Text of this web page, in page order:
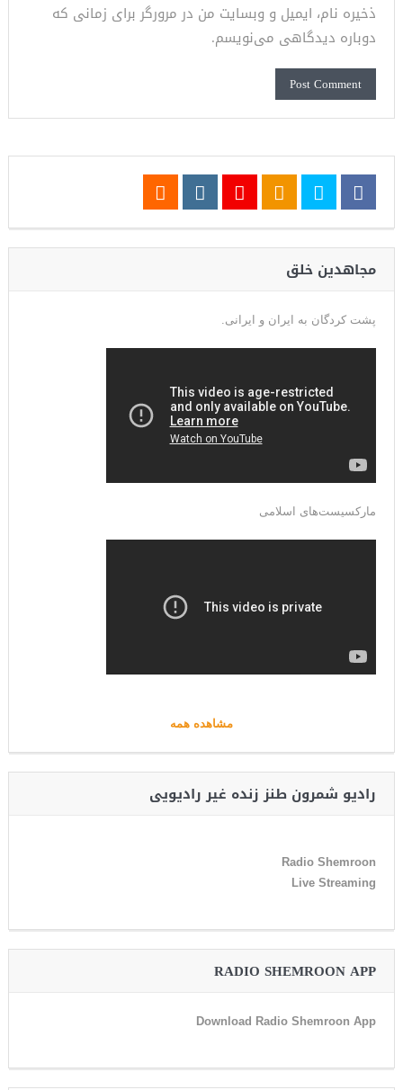
ذخیره نام، ایمیل و وبسایت من در مرورگر برای زمانی که
دوباره دیدگاهی می‌نویسم.
مجاهدین خلق
پشت کردگان به ایران و ایرانی.
مارکسیست‌های اسلامی
مشاهده همه
رادیو شمرون طنز زنده غیر رادیویی
Radio Shemroon
Live Streaming
RADIO SHEMROON APP
Download Radio Shemroon App